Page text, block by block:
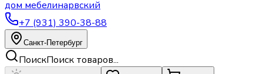
дом мебелинарвский
+7 (931) 390-38-88
Санкт-Петербург
ПоискПоиск товаров...